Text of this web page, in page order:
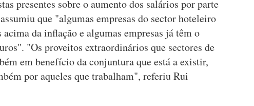
presentes sobre o aumento dos salários por parte
que "algumas empresas do sector hoteleiro
da inflação e algumas empresas já têm o
"Os proveitos extraordinários que sectores de
em benefício da conjuntura que está a existir,
por aqueles que trabalham", referiu Rui